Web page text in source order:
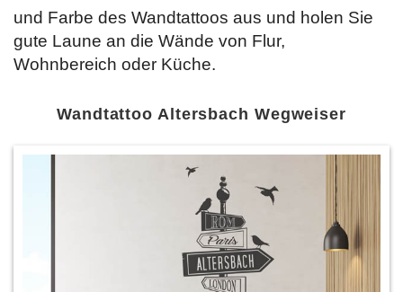
und Farbe des Wandtattoos aus und holen Sie
gute Laune an die Wände von Flur,
Wohnbereich oder Küche.
Wandtattoo Altersbach Wegweiser